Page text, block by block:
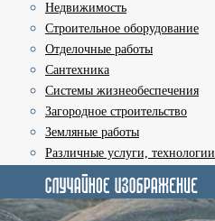
Недвижимость
Строительное оборудование
Отделочные работы
Сантехника
Системы жизнеобеспечения
Загородное строительство
Земляные работы
Различные услуги, технологии